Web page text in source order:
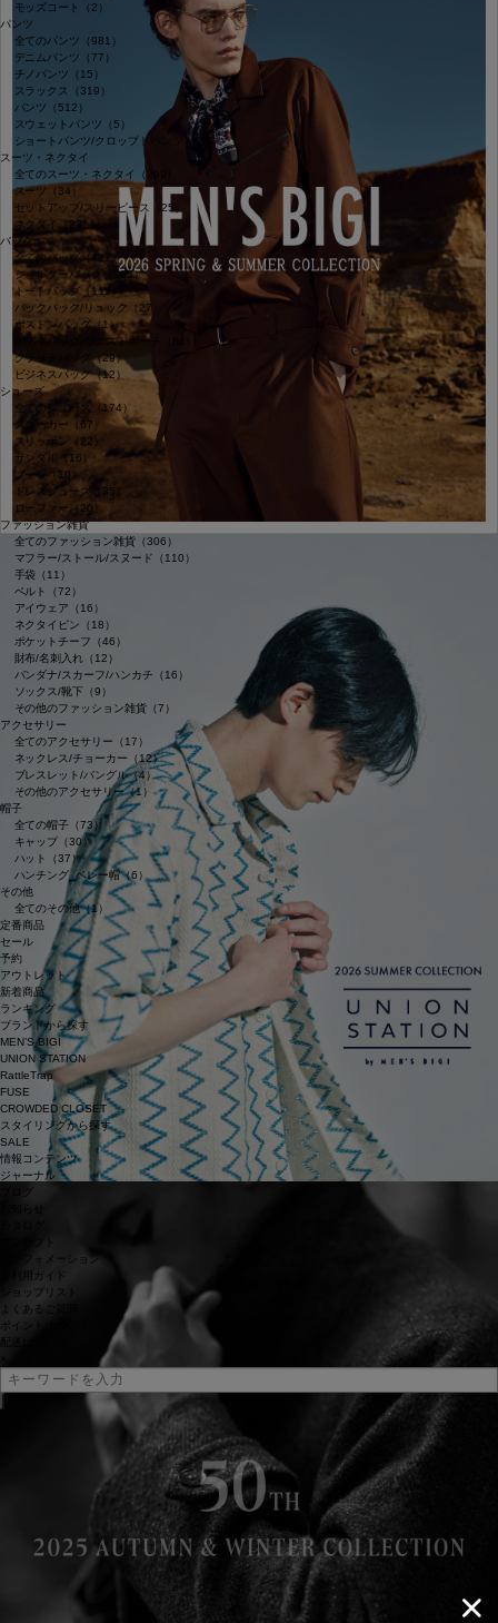
モッズコート（2）
パンツ
全てのパンツ（981）
デニムパンツ（77）
チノパンツ（15）
スラックス（319）
パンツ（512）
スウェットパンツ（5）
ショートパンツ/クロップドパンツ（45）
スーツ・ネクタイ
全てのスーツ・ネクタイ（299）
スーツ（34）
セットアップ/スリーピース（25）
ネクタイ（231）
バッグ
全てのバッグ（427）
ショルダーバッグ（165）
トートバッグ（112）
バックパック/リュック（27）
ボストンバッグ（1）
ボディバッグ/ウエストポーチ（81）
クラッチバッグ（29）
ビジネスバッグ（12）
シューズ
全てのシューズ（174）
スニーカー（67）
スリッポン（22）
サンダル（16）
ブーツ（10）
ドレスシューズ（35）
ローファー（20）
ファッション雑貨
全てのファッション雑貨（306）
マフラー/ストール/スヌード（110）
手袋（11）
ベルト（72）
アイウェア（16）
ネクタイピン（18）
ポケットチーフ（46）
財布/名刺入れ（12）
バンダナ/スカーフ/ハンカチ（16）
ソックス/靴下（9）
その他のファッション雑貨（7）
アクセサリー
全てのアクセサリー（17）
ネックレス/チョーカー（12）
ブレスレット/バングル（4）
その他のアクセサリー（1）
帽子
全ての帽子（73）
キャップ（30）
ハット（37）
ハンチング_ベレー帽（6）
その他
全てのその他（1）
定番商品
セール
予約
アウトレット
新着商品
ランキング
ブランドから探す
MEN’S BIGI
UNION STATION
RattleTrap
FUSE
CROWDED CLOSET
スタイリングから探す
SALE
情報コンテンツ
ジャーナル
インフォメーション
ご利用ガイド
ショップリスト
よくあるご質問
ポイントについて